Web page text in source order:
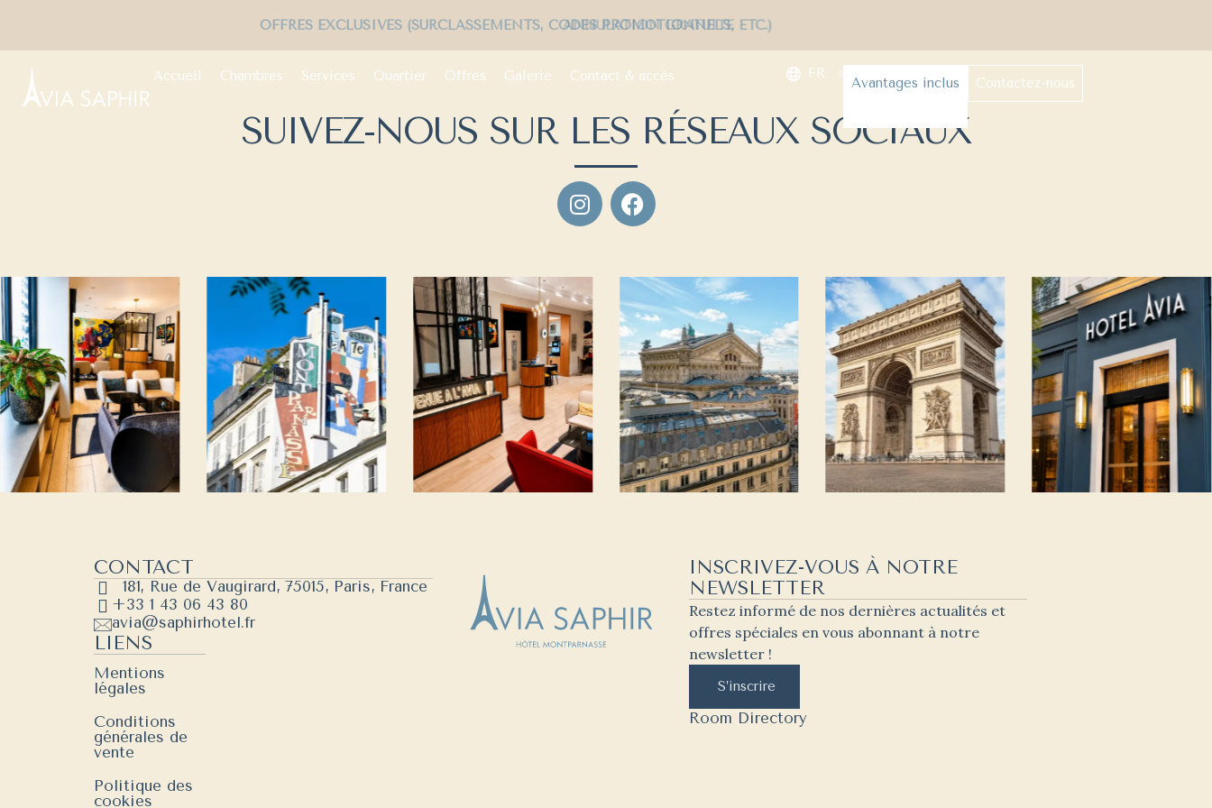
OFFRES EXCLUSIVES (SURCLASSEMENTS, CODES PROMOTIONNELS, ETC.)
Accueil Chambres Services Quartier Offres Galerie Contact & accès FR
Avantages inclus Contactez-nous
SUIVEZ-NOUS SUR LES RÉSEAUX SOCIAUX
CONTACT
181, Rue de Vaugirard, 75015, Paris, France
+33 1 43 06 43 80
avia@saphirhotel.fr
LIENS
Mentions
légales
Conditions
générales de
vente
Politique des
cookies
INSCRIVEZ-VOUS À NOTRE
NEWSLETTER
Restez informé de nos dernières actualités et
offres spéciales en vous abonnant à notre
newsletter !
S’inscrire
Room Directory